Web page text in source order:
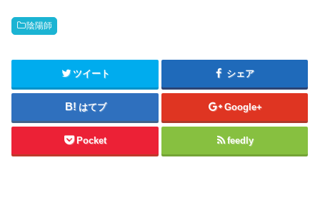
陰陽師
ツイート シェア
はてブ Google+
Pocket feedly